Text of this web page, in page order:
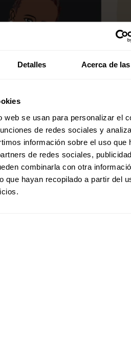
Detalles Acerca de
web se usan para personalizar el
de redes sociales y
información sobre el uso que
de redes sociales,
combinarla con otra
que hayan recopilado a partir del
Nº68
de reencuentro, de paz y, sobre
hablaros de Mirelle, una…